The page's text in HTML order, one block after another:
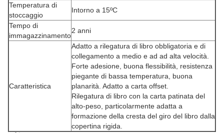
Temperatura di
stoccaggio
Intorno a 15ºC
Tempo di
immagazzinamento
2 anni
Caratteristica
Adatto a rilegatura di libro obbligatoria e di
collegamento a medio e ad ad alta velocità.
Forte adesione, buona flessibilità, resistenza
piegante di bassa temperatura, buona
planarità. Adatto a carta offset.
Rilegatura di libro con la carta patinata del
alto-peso, particolarmente adatta a
formazione della cresta del giro del libro dalla
copertina rigida.